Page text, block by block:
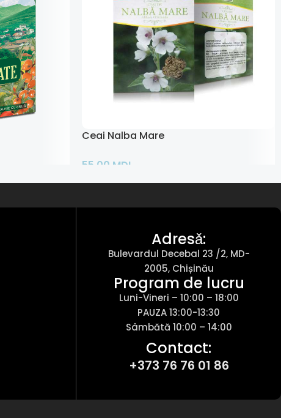
Ceai Nalba Mare
55,00 MDL
Adaugă În Coș
Adresǎ:
Bulevardul Decebal 23 /2, MD-
2005, Chișinău
Program de lucru
Luni-Vineri – 10:00 – 18:00
PAUZA 13:00-13:30
Sâmbătă 10:00 – 14:00
Contact:
+373 76 76 01 86